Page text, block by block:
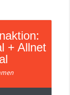
+ Allnet